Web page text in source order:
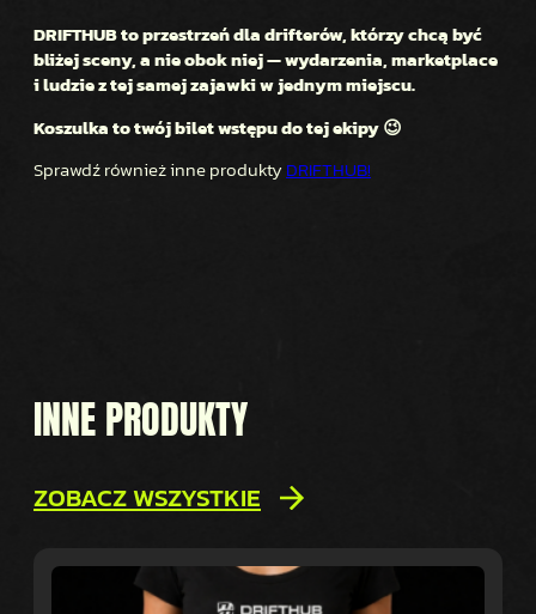
DRIFTHUB to przestrzeń dla drifterów, którzy chcą być
bliżej sceny, a nie obok niej — wydarzenia, marketplace
i ludzie z tej samej zajawki w jednym miejscu.
Koszulka to twój bilet wstępu do tej ekipy 😉
Sprawdź również inne produktyDRIFTHUB!
INNE PRODUKTY
ZOBACZ WSZYSTKIE